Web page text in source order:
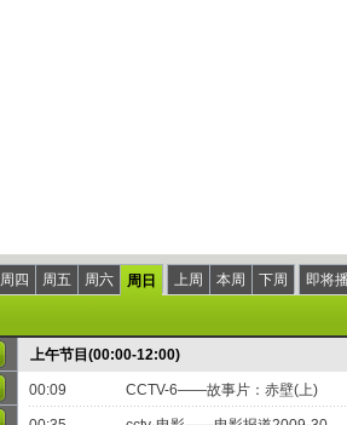
周四 周五 周六 周日 上周 本周 下周
即将
上午节目(00:00-12:00)
00:09 CCTV-6——故事片：赤壁(上)